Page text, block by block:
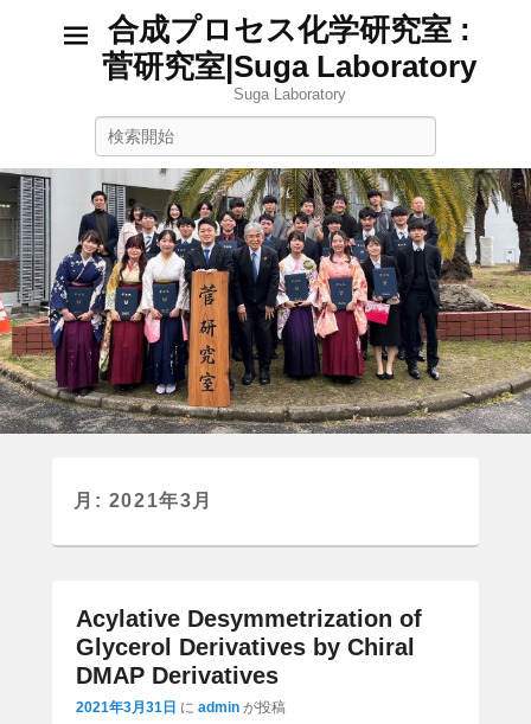
合成プロセス化学研究室 :
菅研究室|Suga Laboratory
Suga Laboratory
月: 2021年3月
Acylative Desymmetrization of
Glycerol Derivatives by Chiral
DMAP Derivatives
2021年3月31日 に admin が投稿